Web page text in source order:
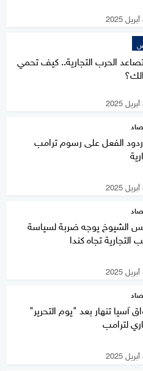
الحرب التجارية.. كيف تحمي
ردود الفعل على رسوم ترامب
الشيوخ يوجه ضربة لسياسة
التجارية تجاه كندا
آسيا تنهار بعد "يوم التحرير"
لترامب